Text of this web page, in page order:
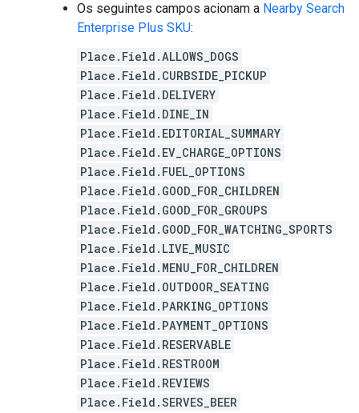
Os seguintes campos acionam a Nearby Search
Enterprise Plus SKU:
Place.Field.ALLOWS_DOGS
Place.Field.CURBSIDE_PICKUP
Place.Field.DELIVERY
Place.Field.DINE_IN
Place.Field.EDITORIAL_SUMMARY
Place.Field.EV_CHARGE_OPTIONS
Place.Field.FUEL_OPTIONS
Place.Field.GOOD_FOR_CHILDREN
Place.Field.GOOD_FOR_GROUPS
Place.Field.GOOD_FOR_WATCHING_SPORTS
Place.Field.LIVE_MUSIC
Place.Field.MENU_FOR_CHILDREN
Place.Field.OUTDOOR_SEATING
Place.Field.PARKING_OPTIONS
Place.Field.PAYMENT_OPTIONS
Place.Field.RESERVABLE
Place.Field.RESTROOM
Place.Field.REVIEWS
Place.Field.SERVES_BEER